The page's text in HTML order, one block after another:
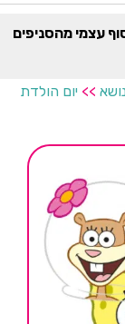
או איסוף עצמי מהסניפים
>> יום הולדת